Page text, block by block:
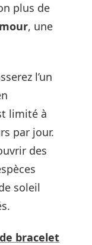
plus de
, une
l’un
limité à
par jour.
des
soleil
bracelet